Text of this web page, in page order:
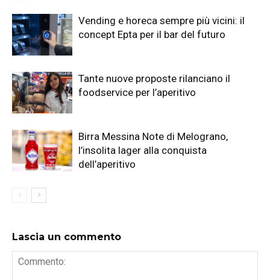
Vending e horeca sempre più vicini: il
concept Epta per il bar del futuro
Tante nuove proposte rilanciano il
foodservice per l’aperitivo
Birra Messina Note di Melograno,
l’insolita lager alla conquista
dell’aperitivo
Lascia un commento